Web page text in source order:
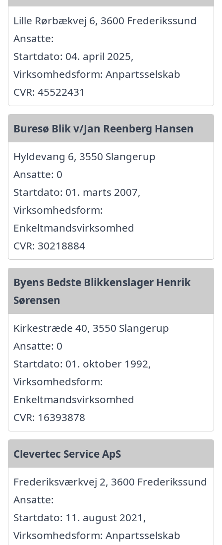
Lille Rørbækvej 6, 3600 Frederikssund
Ansatte:
Startdato: 04. april 2025,
Virksomhedsform: Anpartsselskab
CVR: 45522431
Buresø Blik v/Jan Reenberg Hansen
Hyldevang 6, 3550 Slangerup
Ansatte: 0
Startdato: 01. marts 2007,
Virksomhedsform:
Enkeltmandsvirksomhed
CVR: 30218884
Byens Bedste Blikkenslager Henrik
Sørensen
Kirkestræde 40, 3550 Slangerup
Ansatte: 0
Startdato: 01. oktober 1992,
Virksomhedsform:
Enkeltmandsvirksomhed
CVR: 16393878
Clevertec Service ApS
Frederiksværkvej 2, 3600 Frederikssund
Ansatte:
Startdato: 11. august 2021,
Virksomhedsform: Anpartsselskab